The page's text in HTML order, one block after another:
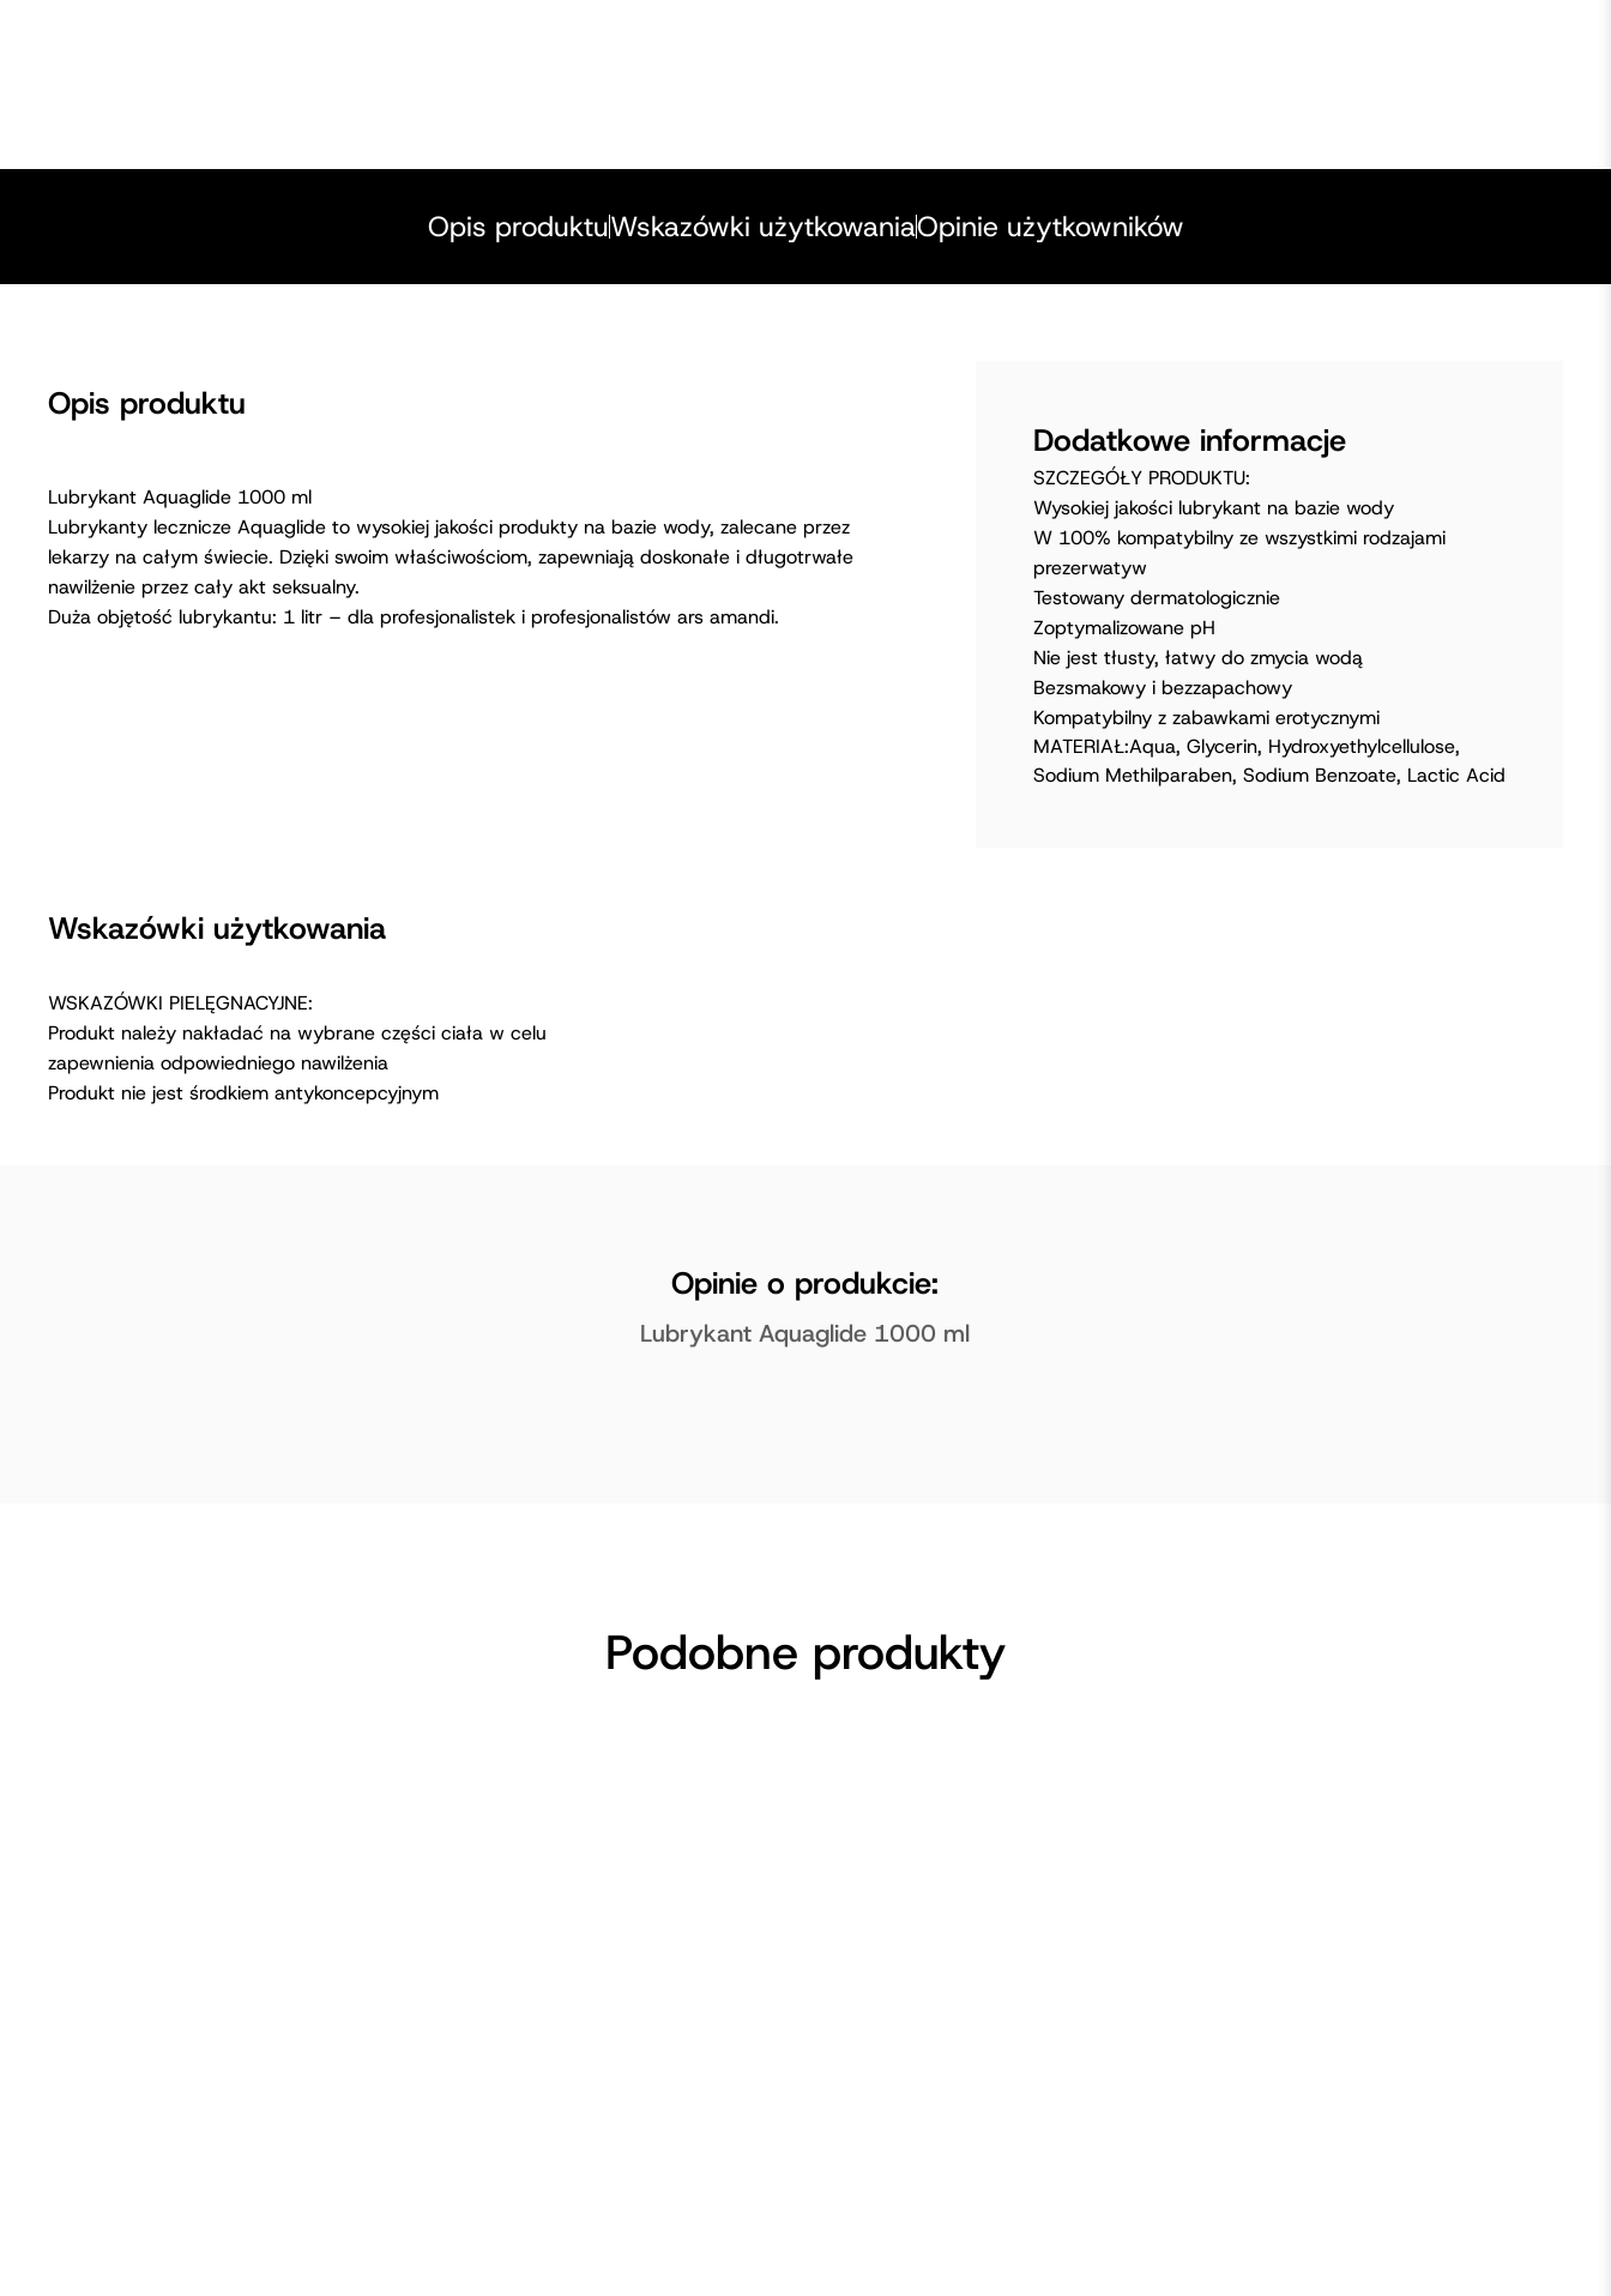
Opis produktuWskazówki użytkowaniaOpinie użytkowników
Opis produktu
Lubrykant Aquaglide 1000 ml
Lubrykanty lecznicze Aquaglide to wysokiej jakości produkty na bazie wody, zalecane przez
lekarzy na całym świecie. Dzięki swoim właściwościom, zapewniają doskonałe i długotrwałe
nawilżenie przez cały akt seksualny.
Duża objętość lubrykantu: 1 litr – dla profesjonalistek i profesjonalistów ars amandi.
Dodatkowe informacje
SZCZEGÓŁY PRODUKTU:
Wysokiej jakości lubrykant na bazie wody
W 100% kompatybilny ze wszystkimi rodzajami
prezerwatyw
Testowany dermatologicznie
Zoptymalizowane pH
Nie jest tłusty, łatwy do zmycia wodą
Bezsmakowy i bezzapachowy
Kompatybilny z zabawkami erotycznymi
MATERIAŁ:Aqua, Glycerin, Hydroxyethylcellulose,
Sodium Methilparaben, Sodium Benzoate, Lactic Acid
Wskazówki użytkowania
WSKAZÓWKI PIELĘGNACYJNE:
Produkt należy nakładać na wybrane części ciała w celu
zapewnienia odpowiedniego nawilżenia
Produkt nie jest środkiem antykoncepcyjnym
Opinie o produkcie:
Lubrykant Aquaglide 1000 ml
Podobne produkty